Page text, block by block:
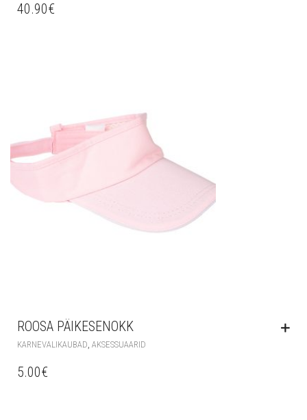
40.90€
ROOSA PÄIKESENOKK
KARNEVALIKAUBAD AKSESSUAARID
5.00€